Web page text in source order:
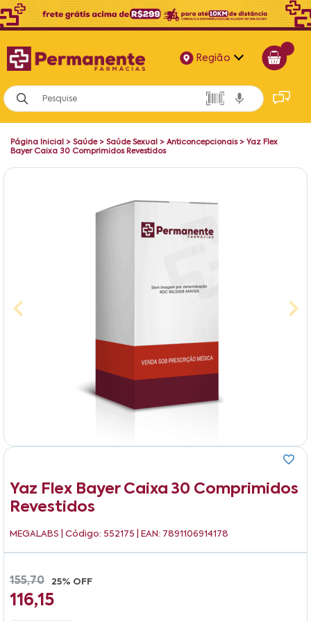
Região
Alagoas
Bahia
Página Inicial > Saúde> Saúde Sexual > Anticoncepcionais> Yaz Flex
Bayer Caixa 30 Comprimidos Revestidos
Yaz Flex Bayer Caixa 30 Comprimidos
Revestidos
MEGALABS | Código: 552175 | EAN: 7891106914178
155,70 25% OFF
116,15